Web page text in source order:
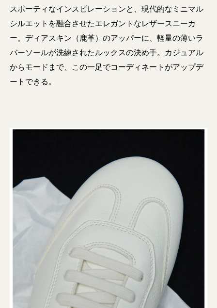
スポーティなインスピレーションと、現代的なミニマル
シルエットを融合させたエレガントなレザースニーカ
ー。ディアスキン（鹿革）のアッパーに、軽量の薄いラ
バーソールが洗練されたルックスの決め手。カジュアル
からモードまで、この一足でコーディネートがアップデ
ートできる。